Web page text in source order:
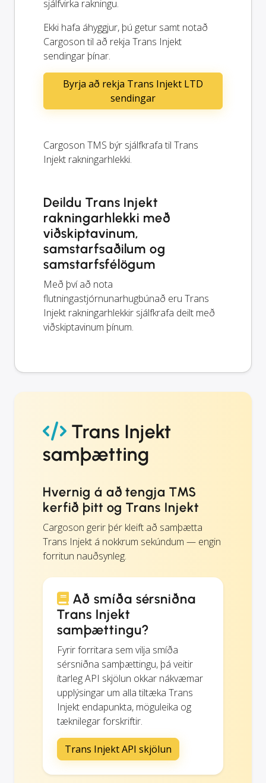
sjálfvirka rakningu.
Ekki hafa áhyggjur, þú getur samt notað
Cargoson til að rekja Trans Injekt
sendingar þínar.
Byrja að rekja Trans Injekt LTD
sendingar
Cargoson TMS býr sjálfkrafa til Trans
Injekt rakningarhlekki.
Deildu Trans Injekt
rakningarhlekki með
viðskiptavinum,
samstarfsaðilum og
samstarfsfélögum
Með því að nota
flutningastjórnunarhugbúnað eru Trans
Injekt rakningarhlekkir sjálfkrafa deilt með
viðskiptavinum þínum.
Trans Injekt
samþætting
Hvernig á að tengja TMS
kerfið þitt og Trans Injekt
Cargoson gerir þér kleift að samþætta
Trans Injekt á nokkrum sekúndum — engin
forritun nauðsynleg.
Að smíða sérsniðna
Trans Injekt
samþættingu?
Fyrir forritara sem vilja smíða
sérsniðna samþættingu, þá veitir
ítarleg API skjölun okkar nákvæmar
upplýsingar um alla tiltæka Trans
Injekt endapunkta, möguleika og
tæknilegar forskriftir.
Trans Injekt API skjölun